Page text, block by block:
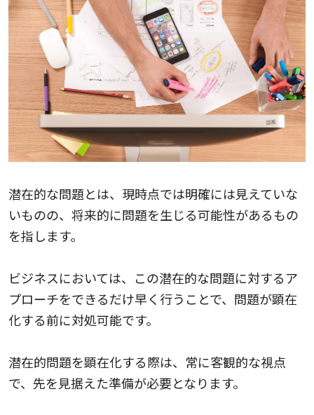
潜在的な問題とは、現時点では明確には見えていな
いものの、将来的に問題を生じる可能性があるもの
を指します。
ビジネスにおいては、この潜在的な問題に対するア
プローチをできるだけ早く行うことで、問題が顕在
化する前に対処可能です。
潜在的問題を顕在化する際は、常に客観的な視点
で、先を見据えた準備が必要となります。